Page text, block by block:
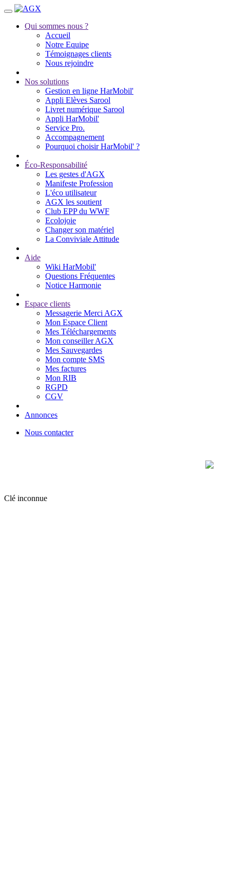
Qui sommes nous ?
Accueil
Notre Equipe
Témoignages clients
Nous rejoindre
Nos solutions
Gestion en ligne HarMobil'
Appli Elèves Sarool
Livret numérique Sarool
Appli HarMobil'
Service Pro.
Accompagnement
Pourquoi choisir HarMobil' ?
Éco-Responsabilité
Les gestes d'AGX
Manifeste Profession
L'éco utilisateur
AGX les soutient
Club EPP du WWF
Ecolojoie
Changer son matériel
La Conviviale Attitude
Aide
Wiki HarMobil'
Questions Fréquentes
Notice Harmonie
Espace clients
Messagerie Merci AGX
Mon Espace Client
Mes Téléchargements
Mon conseiller AGX
Mes Sauvegardes
Mon compte SMS
Mes factures
Mon RIB
RGPD
CGV
Annonces
Nous contacter
Clé inconnue